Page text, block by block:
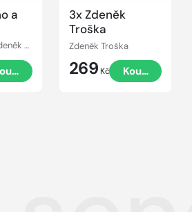
a
Petr Markov, Zdeněk Troška
3x Zdeněk
Troška
Zdeněk Troška
269 Kč Koupit